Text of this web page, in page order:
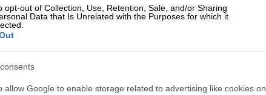
opt-out of Collection, Use, Retention, Sale, and/or Sharing
Data that Is Unrelated with the Purposes for which it
allow Google to enable storage related to advertising like cookies on
Ρουβάς
Όσκαρ 2019: Γιώργος Λάνθιµος
εναντίον Κουαρόν - Τα φαβορί και
τα αουτσάιντερ